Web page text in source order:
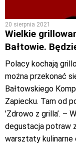
20 sierpnia 2021
Wielkie
Bałtowie.
Polacy kochają
można przekonać
Bałtowskiego
Zapiecku. Tam od
'Zdrowo z grilla’. –
degustacja potraw
warsztaty